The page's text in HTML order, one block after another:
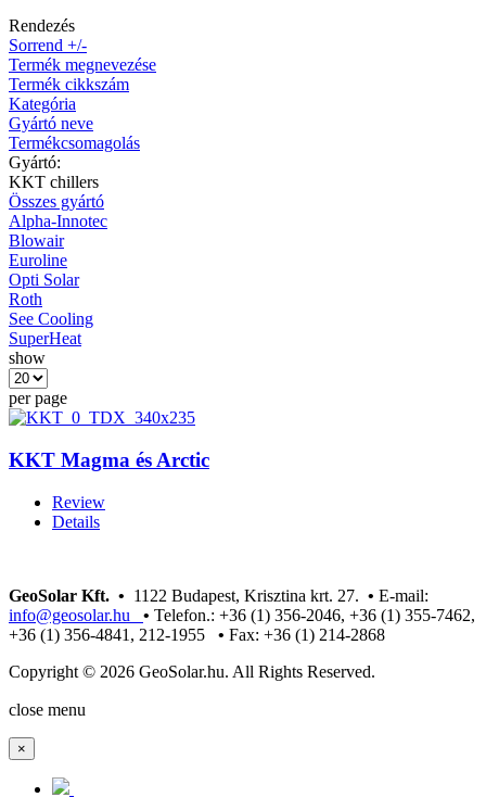
Rendezés
Sorrend +/-
Termék megnevezése
Termék cikkszám
Kategória
Gyártó neve
Termékcsomagolás
Gyártó:
KKT chillers
Összes gyártó
Alpha-Innotec
Blowair
Euroline
Opti Solar
Roth
See Cooling
SuperHeat
show
per page
KKT Magma és Arctic
Review
Details
GeoSolar Kft. • 1122 Budapest, Krisztina krt. 27. • E-mail:
info@geosolar.hu • Telefon.: +36 (1) 356-2046, +36 (1) 355-7462,
+36 (1) 356-4841, 212-1955 • Fax: +36 (1) 214-2868
Copyright © 2026 GeoSolar.hu. All Rights Reserved.
close menu
×